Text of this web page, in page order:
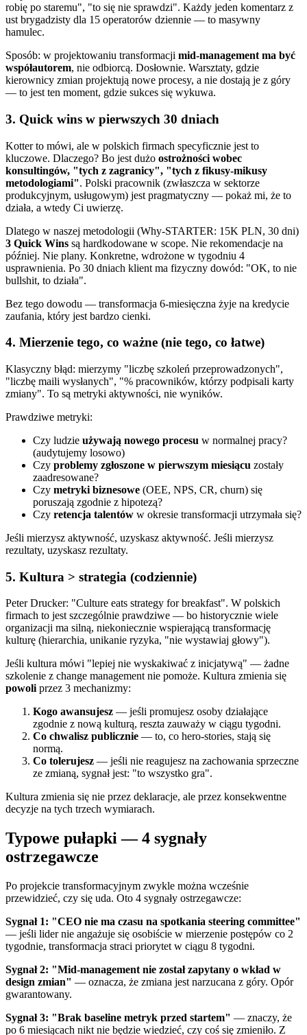
robię po staremu", "to się nie sprawdzi". Każdy jeden komentarz z
ust brygadzisty dla 15 operatorów dziennie — to masywny
hamulec.
Sposób: w projektowaniu transformacji mid-management ma być
współautorem, nie odbiorcą. Dosłownie. Warsztaty, gdzie
kierownicy zmian projektują nowe procesy, a nie dostają je z góry
— to jest ten moment, gdzie sukces się wykuwa.
3. Quick wins w pierwszych 30 dniach
Kotter to mówi, ale w polskich firmach specyficznie jest to
kluczowe. Dlaczego? Bo jest dużo ostrożności wobec
konsultingów, "tych z zagranicy", "tych z fikusy-mikusy
metodologiami". Polski pracownik (zwłaszcza w sektorze
produkcyjnym, usługowym) jest pragmatyczny — pokaż mi, że to
działa, a wtedy Ci uwierzę.
Dlatego w naszej metodologii (Why-STARTER: 15K PLN, 30 dni)
3 Quick Wins są hardkodowane w scope. Nie rekomendacje na
później. Nie plany. Konkretne, wdrożone w tygodniu 4
usprawnienia. Po 30 dniach klient ma fizyczny dowód: "OK, to nie
bullshit, to działa".
Bez tego dowodu — transformacja 6-miesięczna żyje na kredycie
zaufania, który jest bardzo cienki.
4. Mierzenie tego, co ważne (nie tego, co łatwe)
Klasyczny błąd: mierzymy "liczbę szkoleń przeprowadzonych",
"liczbę maili wysłanych", "% pracowników, którzy podpisali karty
zmiany". To są metryki aktywności, nie wyników.
Prawdziwe metryki:
Czy ludzie używają nowego procesu w normalnej pracy?
(audytujemy losowo)
Czy problemy zgłoszone w pierwszym miesiącu zostały
zaadresowane?
Czy metryki biznesowe (OEE, NPS, CR, churn) się
poruszają zgodnie z hipotezą?
Czy retencja talentów w okresie transformacji utrzymała się?
Jeśli mierzysz aktywność, uzyskasz aktywność. Jeśli mierzysz
rezultaty, uzyskasz rezultaty.
5. Kultura > strategia (codziennie)
Peter Drucker: "Culture eats strategy for breakfast". W polskich
firmach to jest szczególnie prawdziwe — bo historycznie wiele
organizacji ma silną, niekoniecznie wspierającą transformację
kulturę (hierarchia, unikanie ryzyka, "nie wystawiaj głowy").
Jeśli kultura mówi "lepiej nie wyskakiwać z inicjatywą" — żadne
szkolenie z change management nie pomoże. Kultura zmienia się
powoli przez 3 mechanizmy:
Kogo awansujesz — jeśli promujesz osoby działające
zgodnie z nową kulturą, reszta zauważy w ciągu tygodni.
Co chwalisz publicznie — to, co hero-stories, stają się
normą.
Co tolerujesz — jeśli nie reagujesz na zachowania sprzeczne
ze zmianą, sygnał jest: "to wszystko gra".
Kultura zmienia się nie przez deklaracje, ale przez konsekwentne
decyzje na tych trzech wymiarach.
Typowe pułapki — 4 sygnały
ostrzegawcze
Po projekcie transformacyjnym zwykle można wcześnie
przewidzieć, czy się uda. Oto 4 sygnały ostrzegawcze:
Sygnał 1: "CEO nie ma czasu na spotkania steering committee"
— jeśli lider nie angażuje się osobiście w mierzenie postępów co 2
tygodnie, transformacja straci priorytet w ciągu 8 tygodni.
Sygnał 2: "Mid-management nie został zapytany o wkład w
design zmian" — oznacza, że zmiana jest narzucana z góry. Opór
gwarantowany.
Sygnał 3: "Brak baseline metryk przed startem" — znaczy, że
po 6 miesiącach nikt nie będzie wiedzieć, czy coś się zmieniło. Z